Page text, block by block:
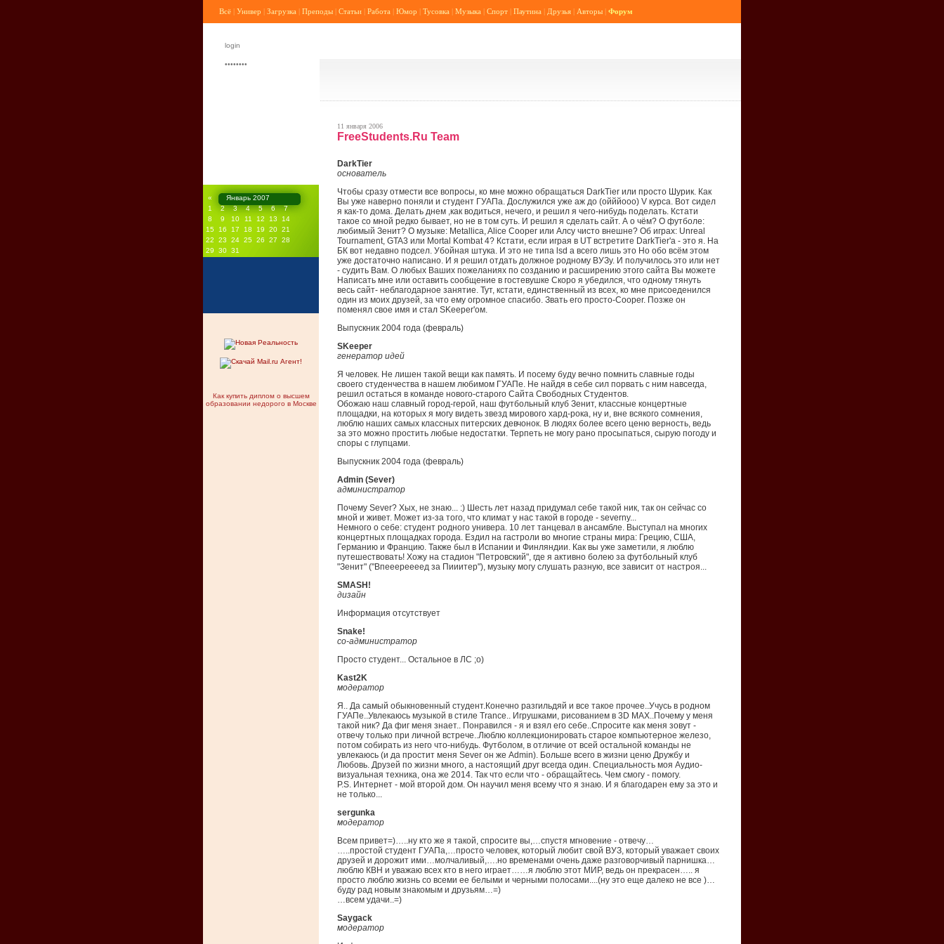
Всё | Универ | Загрузка | Преподы | Статьи | Работа | Юмор | Тусовка | Музыка | Спорт | Паутина | Друзья | Авторы | Форум
«
Январь 2007
1
2 3 4 5 6
7
8
9 10 11 12 13
14
15
16 17 18 19 20 21
22
23 24 25 26 27
28
29
30 31
Как купить диплом о высшем
образовании недорого в Москве
11 января 2006
FreeStudents.Ru Team
DarkTier
основатель
Чтобы сразу отмести все вопросы, ко мне можно обращаться DarkTier или просто Шурик. Как
Вы уже наверно поняли и студент ГУАПа. Дослужился уже аж до (ойййооо) V курса. Вот сидел
я как-то дома. Делать днем ,как водиться, нечего, и решил я чего-нибудь поделать. Кстати
такое со мной редко бывает, но не в том суть. И решил я сделать сайт. А о чём? О футболе:
любимый Зенит? О музыке: Metallica, Alice Cooper или Алсу чисто внешне? Об играх: Unreal
Tournament, GTA3 или Mortal Kombat 4? Кстати, если играя в UT встретите DarkTier'а - это я. На
БК вот недавно подсел. Убойная штука. И это не типа lsd а всего лишь это Но обо всём этом
уже достаточно написано. И я решил отдать должное родному ВУЗу. И получилось это или нет
- судить Вам. О любых Ваших пожеланиях по созданию и расширению этого сайта Вы можете
Написать мне или оставить сообщение в гостевушке Скоро я убедился, что одному тянуть
весь сайт- неблагодарное занятие. Тут, кстати, единственный из всех, ко мне присоеденился
один из моих друзей, за что ему огромное спасибо. Звать его просто-Cooper. Позже он
поменял свое имя и стал SKeeper'ом.
Выпускник 2004 года (февраль)
SKeeper
генератор идей
Я человек. Не лишен такой вещи как память. И посему буду вечно помнить славные годы
своего студенчества в нашем любимом ГУАПе. Не найдя в себе сил порвать с ним навсегда,
решил остаться в команде нового-старого Сайта Свободных Студентов.
Обожаю наш славный город-герой, наш футбольный клуб Зенит, классные концертные
площадки, на которых я могу видеть звезд мирового хард-рока, ну и, вне всякого сомнения,
люблю наших самых классных питерских девчонок. В людях более всего ценю верность, ведь
за это можно простить любые недостатки. Терпеть не могу рано просыпаться, сырую погоду и
споры с глупцами.
Выпускник 2004 года (февраль)
Admin (Sever)
администратор
Почему Sever? Хых, не знаю... :) Шесть лет назад придумал себе такой ник, так он сейчас со
мной и живет. Может из-за того, что климат у нас такой в городе - severny...
Немного о себе: студент родного универа. 10 лет танцевал в ансамбле. Выступал на многих
концертных площадках города. Ездил на гастроли во многие страны мира: Грецию, США,
Германию и Францию. Также был в Испании и Финляндии. Как вы уже заметили, я люблю
путешествовать! Хожу на стадион "Петровский", где я активно болею за футбольный клуб
"Зенит" ("Впееереееед за Пииитер"), музыку могу слушать разную, все зависит от настроя...
SMASH!
дизайн
Информация отсутствует
Snake!
со-администратор
Просто студент... Остальное в ЛС ;o)
Kast2K
модератор
Я.. Да самый обыкновенный студент.Конечно разгильдяй и все такое прочее..Учусь в родном
ГУАПе..Увлекаюсь музыкой в стиле Trance.. Игрушками, рисованием в 3D MAX..Почему у меня
такой ник? Да фиг меня знает.. Понравился - я и взял его себе..Спросите как меня зовут -
отвечу только при личной встрече..Люблю коллекционировать старое компьютерное железо,
потом собирать из него что-нибудь. Футболом, в отличие от всей остальной команды не
увлекаюсь (и да простит меня Sever он же Admin). Больше всего в жизни ценю Дружбу и
Любовь. Друзей по жизни много, а настоящий друг всегда один. Специальность моя Аудио-
визуальная техника, она же 2014. Так что если что - обращайтесь. Чем смогу - помогу.
P.S. Интернет - мой второй дом. Он научил меня всему что я знаю. И я благодарен ему за это и
не только...
sergunka
модератор
Всем привет=)…..ну кто же я такой, спросите вы,…спустя мгновение - отвечу…
…..простой студент ГУАПа,…просто человек, который любит свой ВУЗ, который уважает своих
друзей и дорожит ими…молчаливый,….но временами очень даже разговорчивый парнишка…
люблю КВН и уважаю всех кто в него играет……я люблю этот МИР, ведь он прекрасен….. я
просто люблю жизнь со всеми ее белыми и черными полосами....(ну это еще далеко не все )…
буду рад новым знакомым и друзьям…=)
…всем удачи..=)
Saygack
модератор